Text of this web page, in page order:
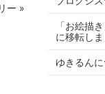
ー »
「お絵描
に移転しま
ゆきるん